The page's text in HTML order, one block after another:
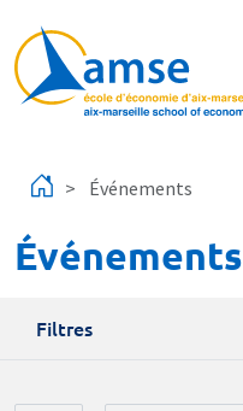
Événements
Événements
Filtres